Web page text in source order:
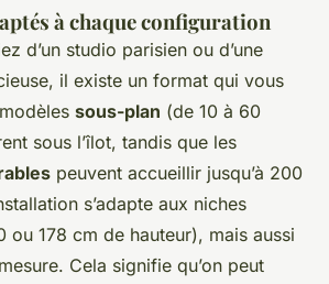
à chaque configuration
d’un studio parisien ou d’une
il existe un format qui vous
sous-plan (de 10 à 60
sous l’îlot, tandis que les
peuvent accueillir jusqu’à 200
s’adapte aux niches
ou 178 cm de hauteur), mais aussi
Cela signifie qu’on peut